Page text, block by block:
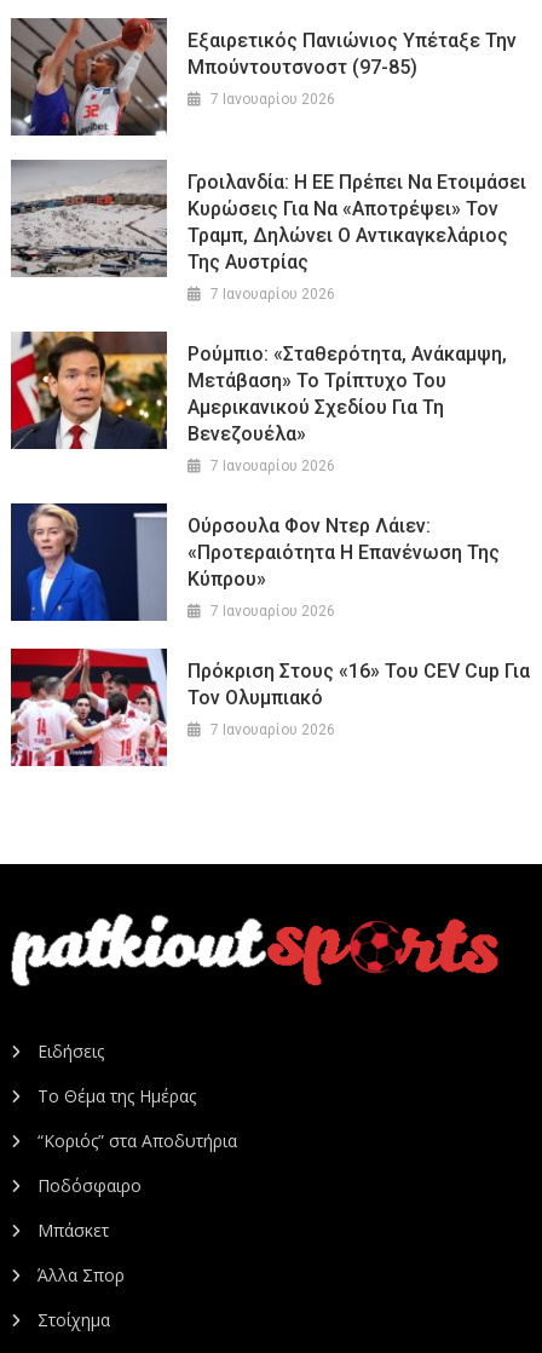
Εξαιρετικός Πανιώνιος Υπέταξε Την
Μπούντουτσνοστ (97-85)
7 Ιανουαρίου 2026
Γροιλανδία: Η ΕΕ Πρέπει Να Ετοιμάσει
Κυρώσεις Για Να «αποτρέψει» Τον
Τραμπ, Δηλώνει Ο Αντικαγκελάριος
Της Αυστρίας
7 Ιανουαρίου 2026
Ρούμπιο: «Σταθερότητα, Ανάκαμψη,
Μετάβαση» Το Τρίπτυχο Του
Αμερικανικού Σχεδίου Για Τη
Βενεζουέλα»
7 Ιανουαρίου 2026
Ούρσουλα Φον Ντερ Λάιεν:
«Προτεραιότητα Η Επανένωση Της
Κύπρου»
7 Ιανουαρίου 2026
Πρόκριση Στους «16» Του CEV Cup Για
Τον Ολυμπιακό
7 Ιανουαρίου 2026
Ειδήσεις
Το Θέμα της Ημέρας
“Κοριός” στα Αποδυτήρια
Ποδόσφαιρο
Μπάσκετ
Άλλα Σπορ
Στοίχημα